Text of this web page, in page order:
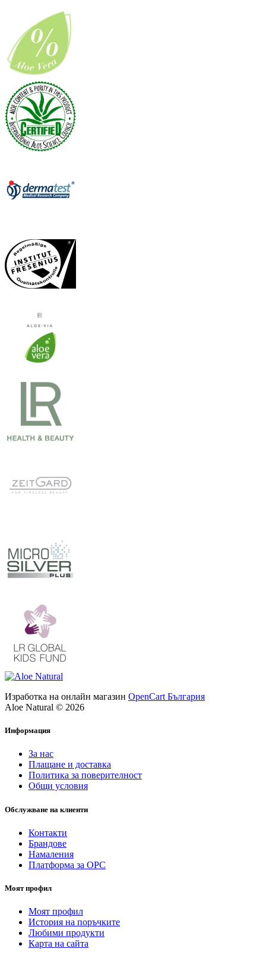
Изработка на онлайн магазин OpenCart България
Aloe Natural © 2026
Информация
За нас
Плащане и доставка
Политика за поверителност
Общи условия
Обслужване на клиенти
Контакти
Брандове
Намаления
Платформа за ОРС
Моят профил
Моят профил
История на поръчките
Любими продукти
Карта на сайта